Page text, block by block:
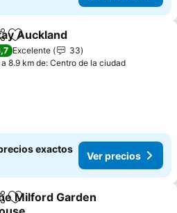
Agregar a favoritos
Auckland
Excelente
33
a 8.9 km de: Centro de la ciudad
exactos
Ver precios
Agregar a favoritos
Milford Garden